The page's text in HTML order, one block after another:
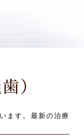
）
ます。最新の治療